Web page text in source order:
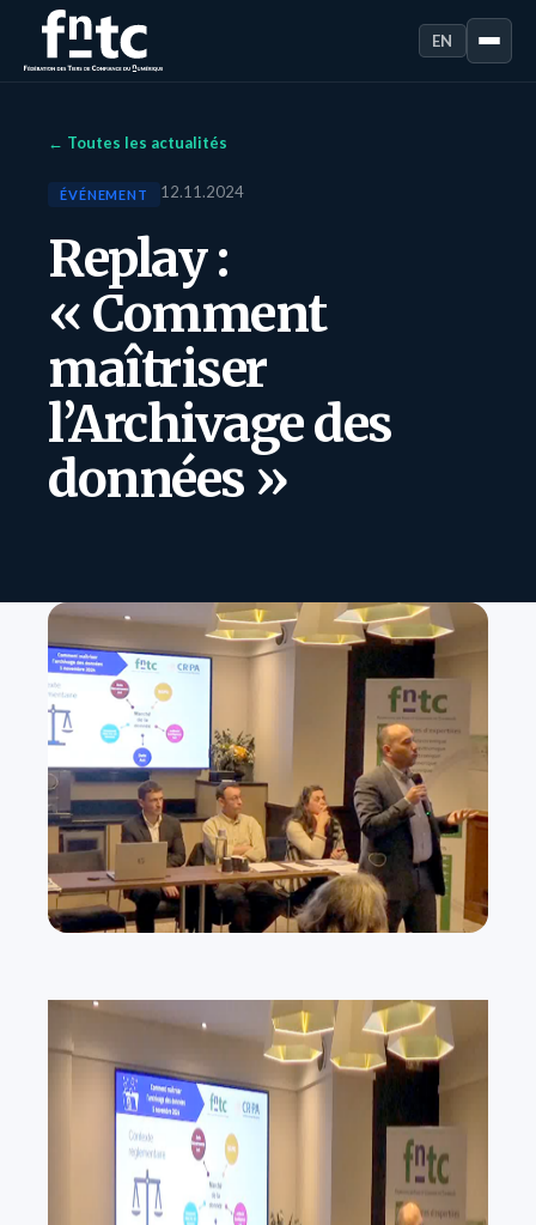
EN
← Toutes les actualités
ÉVÉNEMENT 12.11.2024
Replay :
« Comment
maîtriser
l’Archivage des
données »